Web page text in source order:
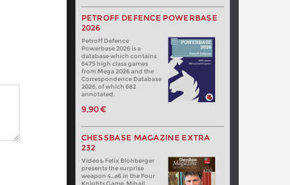
PETROFF DEFENCE POWERBASE
2026
Petroff Defence
Powerbase 2026 is a
database which contains
6475 high class games
from Mega 2026 and the
Correspondence Database
2026, of which 682
annotated.
9,90 €
CHESSBASE MAGAZINE EXTRA
232
Videos: Felix Blohberger
presents the surprise
weapon 4…a6 in the Four
Knights Game. Mihail